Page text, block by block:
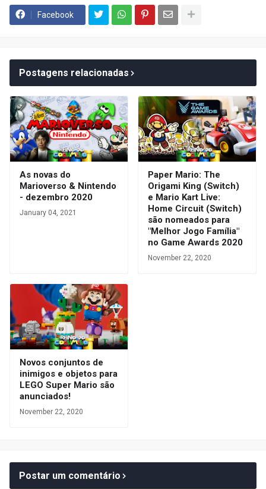
Facebook
Postagens relacionadas
As novas do
Marioverso & Nintendo
- dezembro 2020
January 04, 2021
Paper Mario: The
Origami King (Switch)
e Mario Kart Live:
Home Circuit (Switch)
são nomeados para
"Melhor Jogo Família"
no Game Awards 2020
November 22, 2020
Novos conjuntos de
inimigos e objetos para
LEGO Super Mario são
anunciados!
November 22, 2020
Postar um comentário